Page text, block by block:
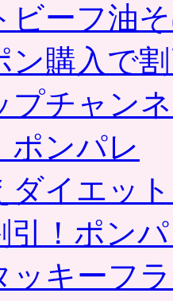
ビーフ油
ン購入で
プチャン
ポンパレ
ダイエッ
引！ポン
ッキーフ